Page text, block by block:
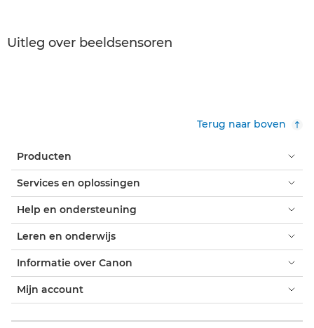
Uitleg over beeldsensoren
Terug naar boven
Producten
Services en oplossingen
Help en ondersteuning
Leren en onderwijs
Informatie over Canon
Mijn account